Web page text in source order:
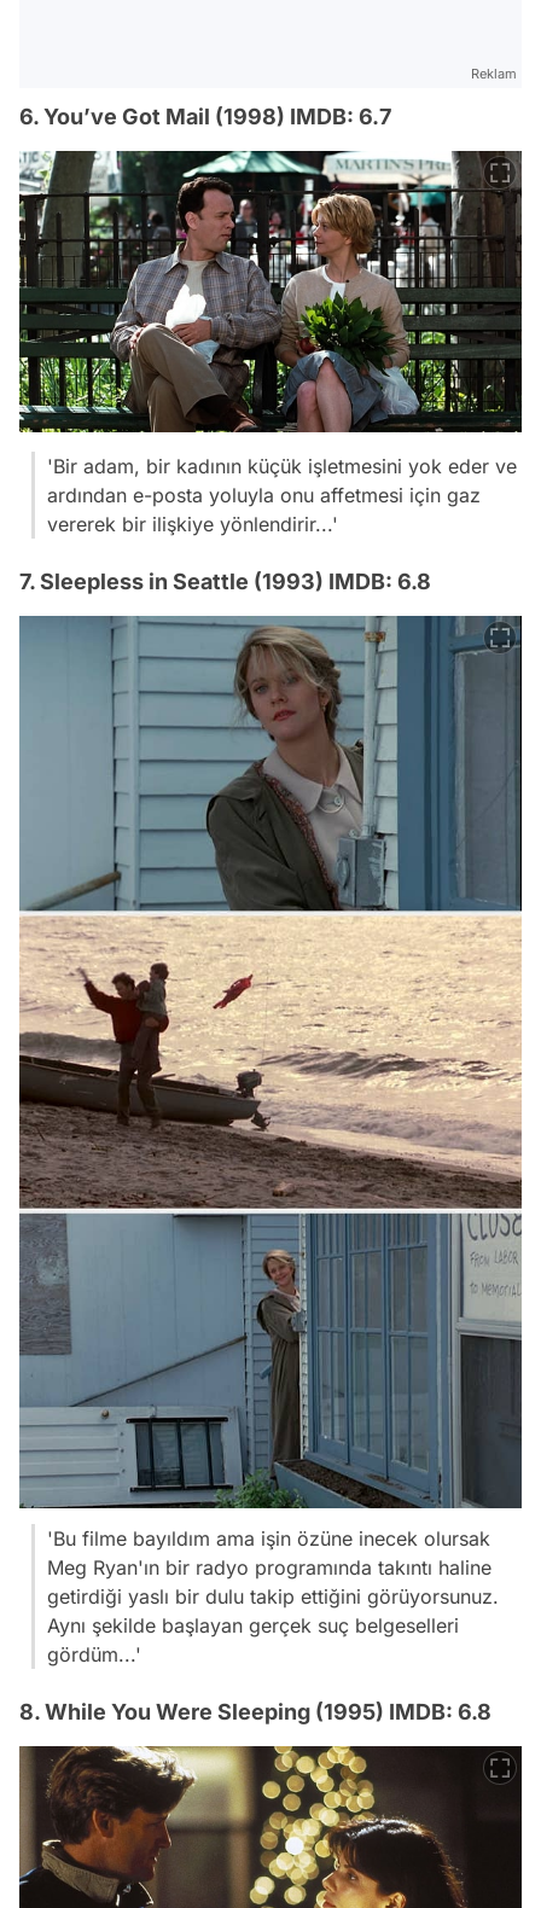
Reklam
6. You’ve Got Mail (1998) IMDB: 6.7
'Bir adam, bir kadının küçük işletmesini yok eder ve
ardından e-posta yoluyla onu affetmesi için gaz
vererek bir ilişkiye yönlendirir...'
7. Sleepless in Seattle (1993) IMDB: 6.8
'Bu filme bayıldım ama işin özüne inecek olursak
Meg Ryan'ın bir radyo programında takıntı haline
getirdiği yaslı bir dulu takip ettiğini görüyorsunuz.
Aynı şekilde başlayan gerçek suç belgeselleri
gördüm...'
8. While You Were Sleeping (1995) IMDB: 6.8